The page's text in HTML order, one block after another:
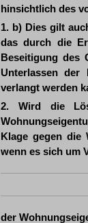
hinsichtlich des
1. b) Dies gilt
das durch die
Beseitigung des
Unterlassen der
verlangt werden
2. Wird die
Klage gegen die
wenn es sich um
der